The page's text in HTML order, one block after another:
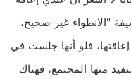
"الانطواء غير صحيح،
فلو أنها جلست في
منها المجتمع، فهناك